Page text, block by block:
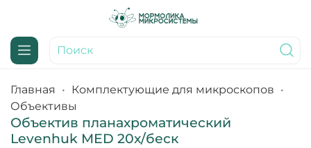
Главная
Комплектующие для микроскопов
Объективы
Объектив планахроматический
Levenhuk MED 20x/беск